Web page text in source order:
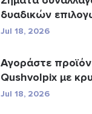
δυαδικών
Jul 18, 2026
Αγοράστε
Qushvolpix με
Jul 18, 2026